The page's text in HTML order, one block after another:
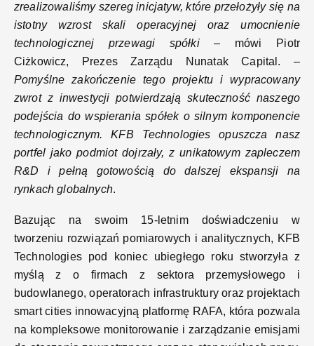
zrealizowaliśmy szereg inicjatyw, które przełożyły się na
istotny wzrost skali operacyjnej oraz umocnienie
technologicznej przewagi spółki– mówi Piotr
Ciżkowicz, Prezes Zarządu Nunatak Capital. –
Pomyślne zakończenie tego projektu i wypracowany
zwrot z inwestycji potwierdzają skuteczność naszego
podejścia do wspierania spółek o silnym komponencie
technologicznym. KFB Technologies opuszcza nasz
portfel jako podmiot dojrzały, z unikatowym zapleczem
R&D i pełną gotowością do dalszej ekspansji na
rynkach globalnych.
Bazując na swoim 15-letnim doświadczeniu w
tworzeniu rozwiązań pomiarowych i analitycznych, KFB
Technologies pod koniec ubiegłego roku stworzyła z
myślą z o firmach z sektora przemysłowego i
budowlanego, operatorach infrastruktury oraz projektach
smart cities innowacyjną platformę RAFA, która pozwala
na kompleksowe monitorowanie i zarządzanie emisjami